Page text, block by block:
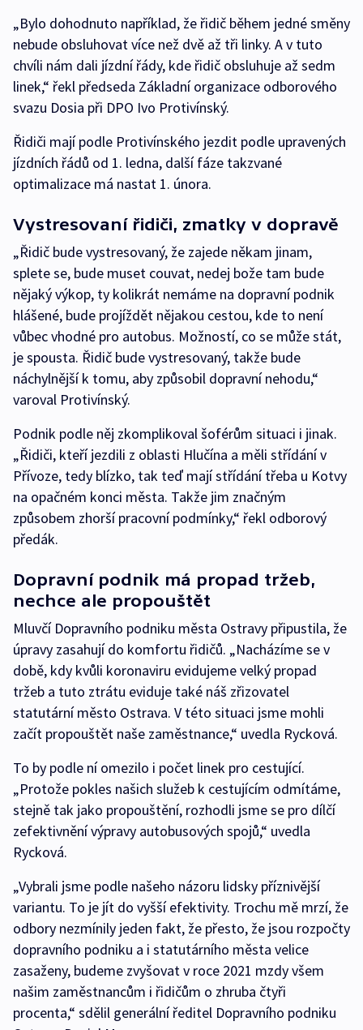
„Bylo dohodnuto například, že řidič během jedné směny
nebude obsluhovat více než dvě až tři linky. A v tuto
chvíli nám dali jízdní řády, kde řidič obsluhuje až sedm
linek,“ řekl předseda Základní organizace odborového
svazu Dosia při DPO Ivo Protivínský.
Řidiči mají podle Protivínského jezdit podle upravených
jízdních řádů od 1. ledna, další fáze takzvané
optimalizace má nastat 1. února.
Vystresovaní řidiči, zmatky v dopravě
„Řidič bude vystresovaný, že zajede někam jinam,
splete se, bude muset couvat, nedej bože tam bude
nějaký výkop, ty kolikrát nemáme na dopravní podnik
hlášené, bude projíždět nějakou cestou, kde to není
vůbec vhodné pro autobus. Možností, co se může stát,
je spousta. Řidič bude vystresovaný, takže bude
náchylnější k tomu, aby způsobil dopravní nehodu,“
varoval Protivínský.
Podnik podle něj zkomplikoval šoférům situaci i jinak.
„Řidiči, kteří jezdili z oblasti Hlučína a měli střídání v
Přívoze, tedy blízko, tak teď mají střídání třeba u Kotvy
na opačném konci města. Takže jim značným
způsobem zhorší pracovní podmínky,“ řekl odborový
předák.
Dopravní podnik má propad tržeb,
nechce ale propouštět
Mluvčí Dopravního podniku města Ostravy připustila, že
úpravy zasahují do komfortu řidičů. „Nacházíme se v
době, kdy kvůli koronaviru evidujeme velký propad
tržeb a tuto ztrátu eviduje také náš zřizovatel
statutární město Ostrava. V této situaci jsme mohli
začít propouštět naše zaměstnance,“ uvedla Rycková.
To by podle ní omezilo i počet linek pro cestující.
„Protože pokles našich služeb k cestujícím odmítáme,
stejně tak jako propouštění, rozhodli jsme se pro dílčí
zefektivnění výpravy autobusových spojů,“ uvedla
Rycková.
„Vybrali jsme podle našeho názoru lidsky příznivější
variantu. To je jít do vyšší efektivity. Trochu mě mrzí, že
odbory nezmínily jeden fakt, že přesto, že jsou rozpočty
dopravního podniku a i statutárního města velice
zasaženy, budeme zvyšovat v roce 2021 mzdy všem
našim zaměstnancům i řidičům o zhruba čtyři
procenta,“ sdělil generální ředitel Dopravního podniku